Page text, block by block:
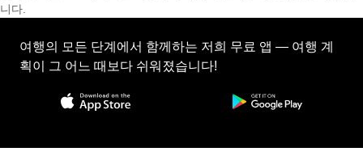
니다.
여행의 모든 단계에서 함께하는 저희 무료 앱 — 여행 계
획이 그 어느 때보다 쉬워졌습니다!